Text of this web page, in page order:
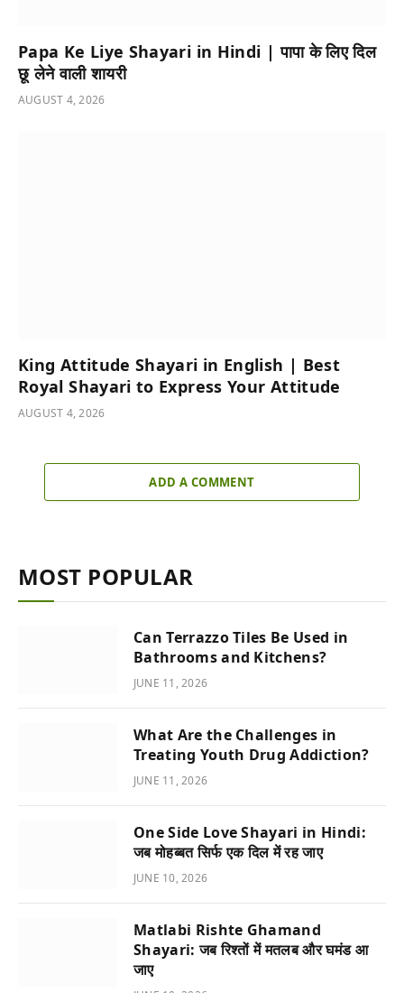
Papa Ke Liye Shayari in Hindi | पापा के लिए दिल
छू लेने वाली शायरी
AUGUST 4, 2026
King Attitude Shayari in English | Best
Royal Shayari to Express Your Attitude
AUGUST 4, 2026
ADD A COMMENT
MOST POPULAR
Can Terrazzo Tiles Be Used in
Bathrooms and Kitchens?
JUNE 11, 2026
What Are the Challenges in
Treating Youth Drug Addiction?
JUNE 11, 2026
One Side Love Shayari in Hindi:
जब मोहब्बत सिर्फ एक दिल में रह जाए
JUNE 10, 2026
Matlabi Rishte Ghamand
Shayari: जब रिश्तों में मतलब और घमंड आ
जाए